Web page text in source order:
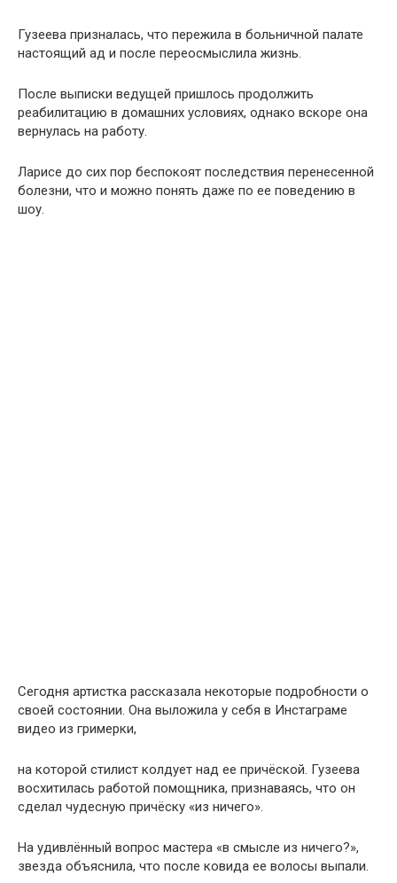
Гузеева призналась, что пережила в больничной палате
настоящий ад и после переосмыслила жизнь.
После выписки ведущей пришлось продолжить
реабилитацию в домашних условиях, однако вскоре она
вернулась на работу.
Ларисе до сих пор беспокоят последствия перенесенной
болезни, что и можно понять даже по ее поведению в
шоу.
Сегодня артистка рассказала некоторые подробности о
своей состоянии. Она выложила у себя в Инстаграме
видео из гримерки,
на которой стилист колдует над ее причёской. Гузеева
восхитилась работой помощника, признаваясь, что он
сделал чудесную причёску «из ничего».
На удивлённый вопрос мастера «в смысле из ничего?»,
звезда объяснила, что после ковида ее волосы выпали.